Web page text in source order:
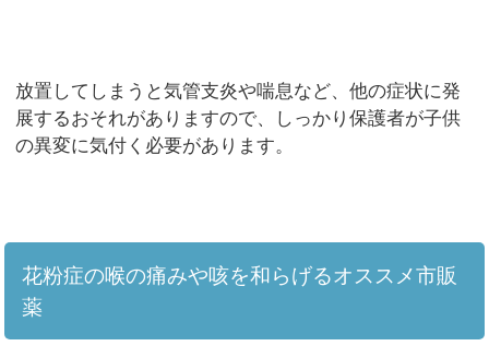
放置してしまうと気管支炎や喘息など、他の症状に発
展するおそれがありますので、しっかり保護者が子供
の異変に気付く必要があります。
花粉症の喉の痛みや咳を和らげるオススメ市販
薬